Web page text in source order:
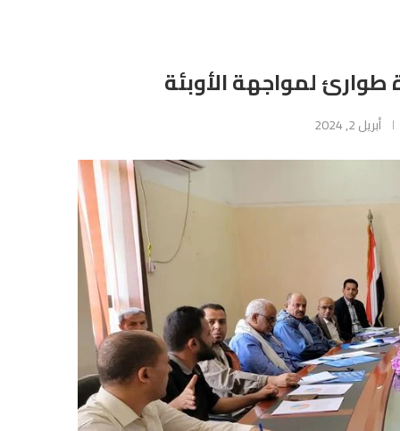
لمواجهة الأوبئة
أبريل 2, 2024